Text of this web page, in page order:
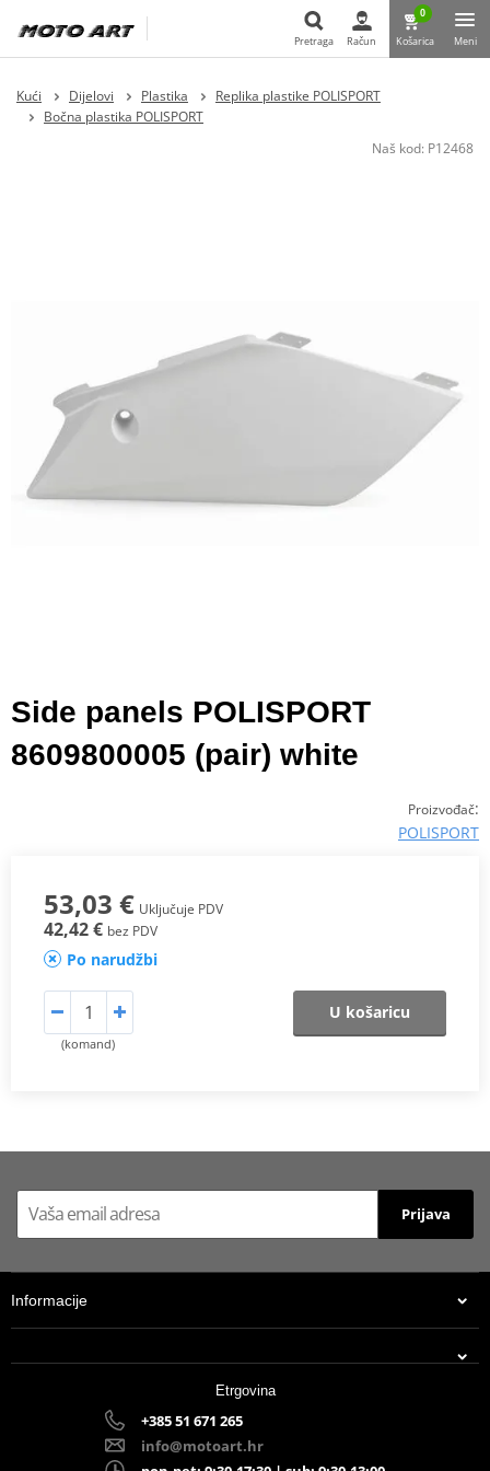
Pretraga Račun
0
Košarica Meni
Kući Dijelovi Plastika
Replika plastike POLISPORT
Bočna plastika POLISPORT
Naš kod: P12468
Side panels POLISPORT
8609800005 (pair) white
Proizvođač:
POLISPORT
53,03 € Uključuje PDV
42,42 € bez PDV
Po narudžbi
(komand)
U košaricu
Prijava
Informacije
Etrgovina
+385 51 671 265
info@motoart.hr